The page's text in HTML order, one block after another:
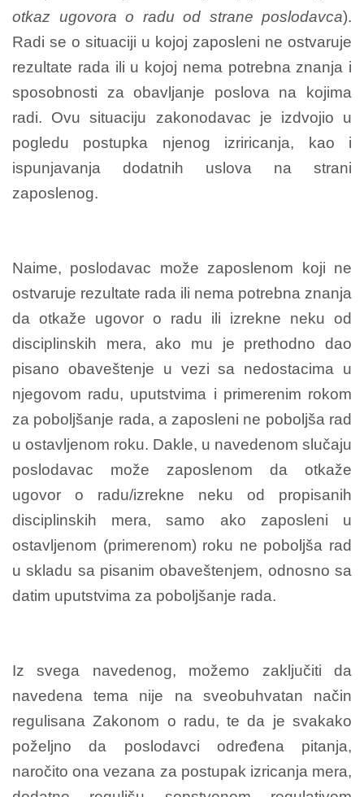
otkaz ugovora o radu od strane poslodavca).
Radi se o situaciji u kojoj zaposleni ne ostvaruje
rezultate rada ili u kojoj nema potrebna znanja i
sposobnosti za obavljanje poslova na kojima
radi. Ovu situaciju zakonodavac je izdvojio u
pogledu postupka njenog izriricanja, kao i
ispunjavanja dodatnih uslova na strani
zaposlenog.
Naime, poslodavac može zaposlenom koji ne
ostvaruje rezultate rada ili nema potrebna znanja
da otkaže ugovor o radu ili izrekne neku od
disciplinskih mera, ako mu je prethodno dao
pisano obaveštenje u vezi sa nedostacima u
njegovom radu, uputstvima i primerenim rokom
za poboljšanje rada, a zaposleni ne poboljša rad
u ostavljenom roku. Dakle, u navedenom slučaju
poslodavac može zaposlenom da otkaže
ugovor o radu/izrekne neku od propisanih
disciplinskih mera, samo ako zaposleni u
ostavljenom (primerenom) roku ne poboljša rad
u skladu sa pisanim obaveštenjem, odnosno sa
datim uputstvima za poboljšanje rada.
Iz svega navedenog, možemo zaključiti da
navedena tema nije na sveobuhvatan način
regulisana Zakonom o radu, te da je svakako
poželjno da poslodavci određena pitanja,
naročito ona vezana za postupak izricanja mera,